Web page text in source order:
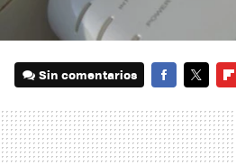
Sin comentarios